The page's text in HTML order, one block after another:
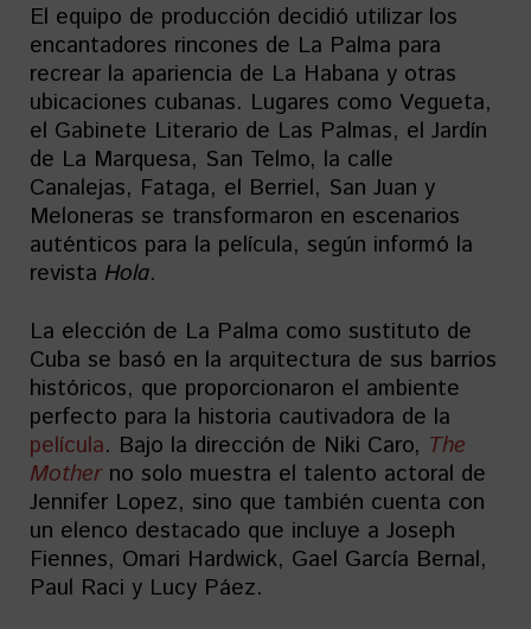
El equipo de producción decidió utilizar los
encantadores rincones de La Palma para
recrear la apariencia de La Habana y otras
ubicaciones cubanas. Lugares como Vegueta,
el Gabinete Literario de Las Palmas, el Jardín
de La Marquesa, San Telmo, la calle
Canalejas, Fataga, el Berriel, San Juan y
Meloneras se transformaron en escenarios
auténticos para la película, según informó la
revista Hola.
La elección de La Palma como sustituto de
Cuba se basó en la arquitectura de sus barrios
históricos, que proporcionaron el ambiente
perfecto para la historia cautivadora de la
película. Bajo la dirección de Niki Caro, The
Motherno solo muestra el talento actoral de
Jennifer Lopez, sino que también cuenta con
un elenco destacado que incluye a Joseph
Fiennes, Omari Hardwick, Gael García Bernal,
Paul Raci y Lucy Páez.